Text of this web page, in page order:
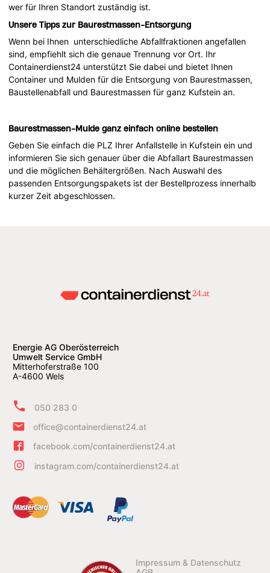
wer für Ihren Standort zuständig ist.
Unsere Tipps zur Baurestmassen-Entsorgung
Wenn bei Ihnen unterschiedliche Abfallfraktionen angefallen
sind, empfiehlt sich die genaue Trennung vor Ort. Ihr
Containerdienst24 unterstützt Sie dabei und bietet Ihnen
Container und Mulden für die Entsorgung von Baurestmassen,
Baustellenabfall und Baurestmassen für ganz Kufstein an.
Baurestmassen-Mulde ganz einfach online bestellen
Geben Sie einfach die PLZ Ihrer Anfallstelle in Kufstein ein und
informieren Sie sich genauer über die Abfallart Baurestmassen
und die möglichen Behältergrößen. Nach Auswahl des
passenden Entsorgungspakets ist der Bestellprozess innerhalb
kurzer Zeit abgeschlossen.
Energie AG Oberösterreich
Umwelt Service GmbH
Mitterhoferstraße 100
A-4600 Wels
050 283 0
office@containerdienst24.at
facebook.com/containerdienst24.at
instagram.com/containerdienst24.at
Impressum & Datenschutz